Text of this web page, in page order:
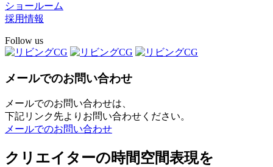
ショールーム
採用情報
Follow us
メールでのお問い合わせ
メールでのお問い合わせは、
下記リンク先よりお問い合わせください。
メールでのお問い合わせ
クリエイターの時間空間表現を